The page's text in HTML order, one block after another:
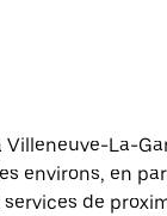
Villeneuve-La-
environs, en
de